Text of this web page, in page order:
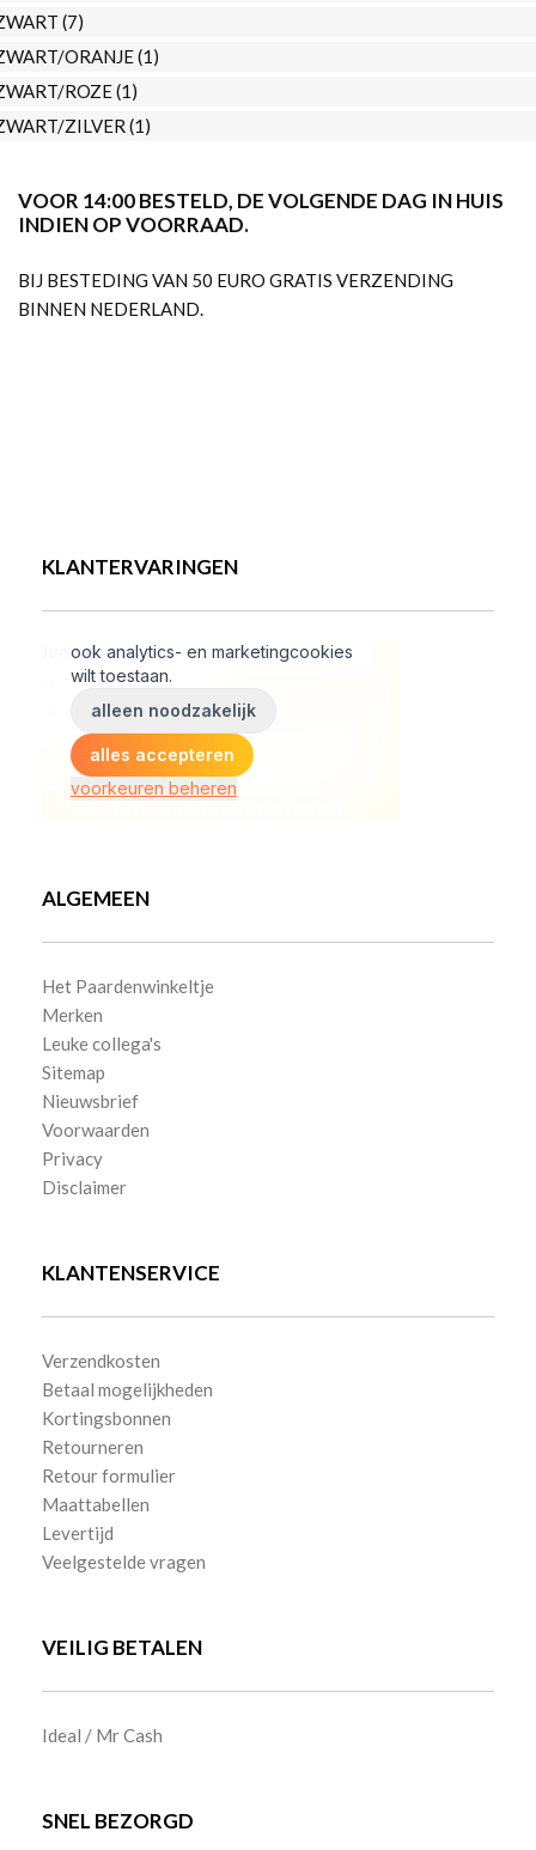
(7)
ORANJE(1)
ROZE(1)
ZILVER (1)
VOOR 14:00 BESTELD, DE VOLGENDE DAG IN HUIS
INDIEN OP VOORRAAD.
BIJ BESTEDING VAN 50 EURO GRATIS VERZENDING
BINNEN NEDERLAND.
KLANTERVARINGEN
ALGEMEEN
Het Paardenwinkeltje
Merken
Leuke collega's
Sitemap
Nieuwsbrief
Voorwaarden
Privacy
Disclaimer
KLANTENSERVICE
Verzendkosten
Betaal mogelijkheden
Kortingsbonnen
Retourneren
Retour formulier
Maattabellen
Levertijd
Veelgestelde vragen
VEILIG BETALEN
Ideal / Mr Cash
SNEL BEZORGD